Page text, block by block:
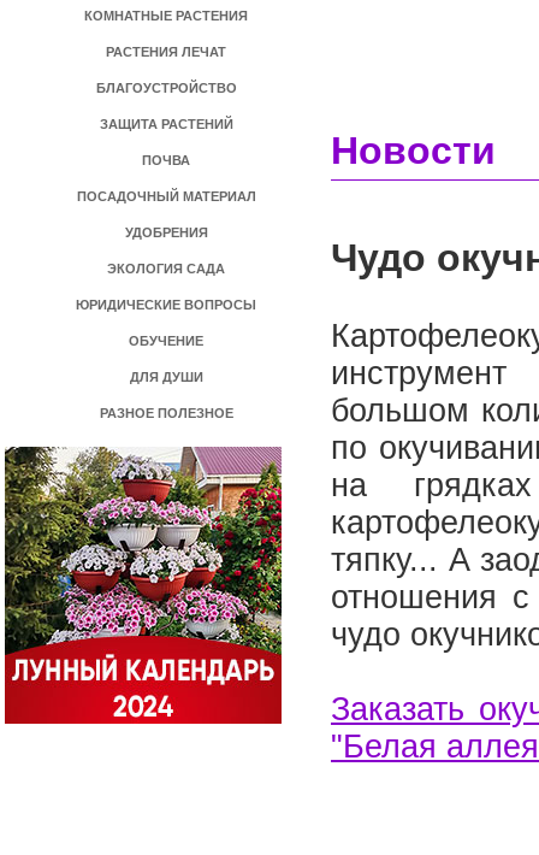
КОМНАТНЫЕ РАСТЕНИЯ
РАСТЕНИЯ ЛЕЧАТ
БЛАГОУСТРОЙСТВО
ЗАЩИТА РАСТЕНИЙ
ПОЧВА
ПОСАДОЧНЫЙ МАТЕРИАЛ
УДОБРЕНИЯ
ЭКОЛОГИЯ САДА
ЮРИДИЧЕСКИЕ ВОПРОСЫ
ОБУЧЕНИЕ
ДЛЯ ДУШИ
РАЗНОЕ ПОЛЕЗНОЕ
Новости
Чудо
большом
по
на
тяпку... А
отношения
чудо
Заказать
"Белая